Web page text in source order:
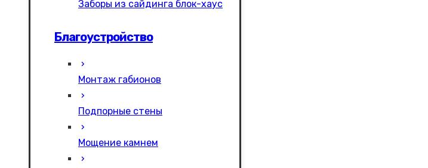
Заборы из сайдинга блок-хаус
Благоустройство
Монтаж габионов
Подпорные стены
Мощение камнем